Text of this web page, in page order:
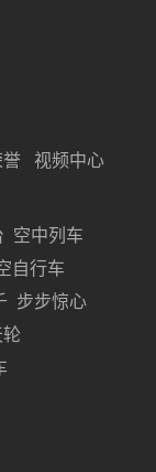
誉 视频中心
空中列车
自行车
步步惊心